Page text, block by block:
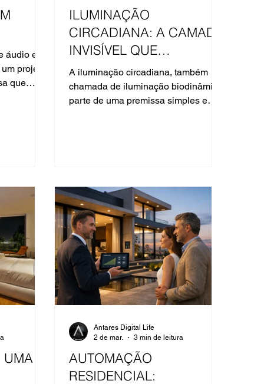
áudio e
projeto
que
ILUMINAÇÃO
CIRCADIANA: A CAMADA
INVISÍVEL QUE
TRANSFORMA O
PROJETO
A iluminação circadiana, também
chamada de iluminação biodinâmica,
parte de uma premissa simples e
UMA
AUTOMAÇÃO
RESIDENCIAL:
Antares Digital Life
2 de mar.
3 min de leitura